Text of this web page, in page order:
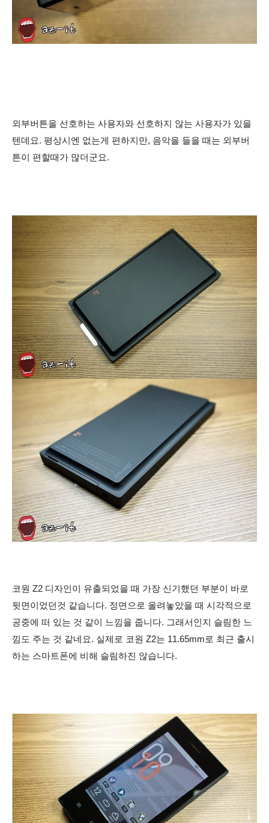
외부버튼을 선호하는 사용자와 선호하지 않는 사용자가 있을
텐데요. 평상시엔 없는게 편하지만, 음악을 들을 때는 외부버
튼이 편할때가 많더군요.
코원 Z2 디자인이 유출되었을 때 가장 신기했던 부분이 바로
뒷면이었던것 같습니다. 정면으로 올려놓았을 때 시각적으로
공중에 떠 있는 것 같이 느낌을 줍니다. 그래서인지 슬림한 느
낌도 주는 것 같네요. 실제로 코원 Z2는 11.65mm로 최근 출시
하는 스마트폰에 비해 슬림하진 않습니다.